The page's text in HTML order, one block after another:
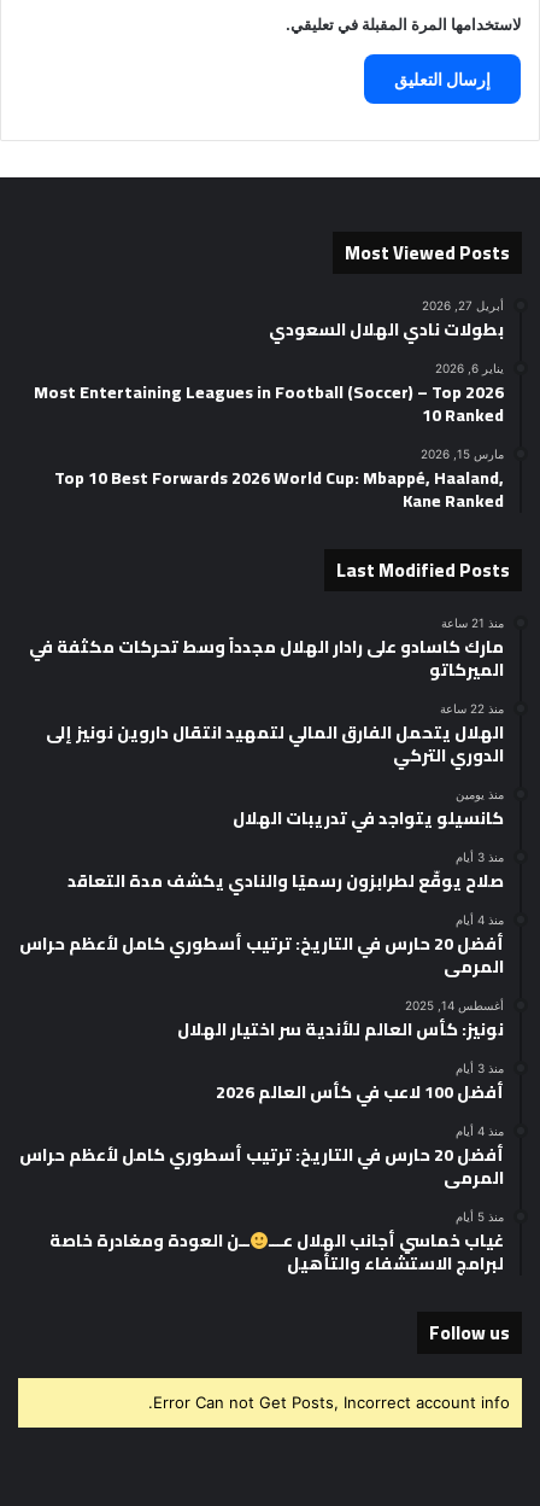
لاستخدامها المرة المقبلة في تعليقي.
Most Viewed Posts
أبريل 27, 2026
بطولات نادي الهلال السعودي
يناير 6, 2026
2026 Most Entertaining Leagues in Football (Soccer) – Top
10 Ranked
مارس 15, 2026
Top 10 Best Forwards 2026 World Cup: Mbappé, Haaland,
Kane Ranked
Last Modified Posts
منذ 21 ساعة
مارك كاسادو على رادار الهلال مجدداً وسط تحركات مكثفة في
الميركاتو
منذ 22 ساعة
الهلال يتحمل الفارق المالي لتمهيد انتقال داروين نونيز إلى
الدوري التركي
منذ يومين
كانسيلو يتواجد في تدريبات الهلال
منذ 3 أيام
صلاح يوقّع لطرابزون رسميًا والنادي يكشف مدة التعاقد
منذ 4 أيام
أفضل 20 حارس في التاريخ: ترتيب أسطوري كامل لأعظم حراس
المرمى
أغسطس 14, 2025
نونيز: كأس العالم للأندية سر اختيار الهلال
منذ 3 أيام
أفضل 100 لاعب في كأس العالم 2026
منذ 4 أيام
أفضل 20 حارس في التاريخ: ترتيب أسطوري كامل لأعظم حراس
المرمى
منذ 5 أيام
غياب خماسي أجانب الهلال عـــ ــن العودة ومغادرة خاصة
لبرامج الاستشفاء والتأهيل
Follow us
Error Can not Get Posts, Incorrect account info.